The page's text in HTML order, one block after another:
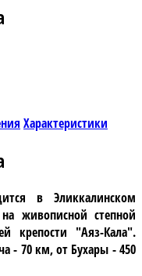
Характеристики
в Эликкалинском
живописной степной
крепости "Аяз-Кала".
- 70 км, от Бухары - 450